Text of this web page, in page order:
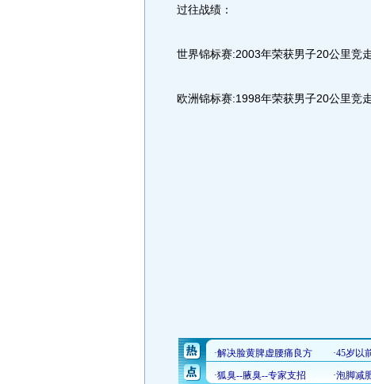
过往战绩：
世界锦标赛:2003年荣获男子20公里竞
欧洲锦标赛:1998年荣获男子20公里竞